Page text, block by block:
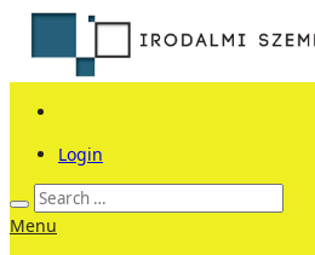
Login
Menu